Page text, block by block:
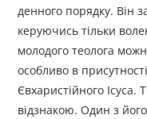
денного порядку. Він
керуючись тільки
молодого теолога
особливо в
Євхаристійного Ісуса.
відзнакою. Один з